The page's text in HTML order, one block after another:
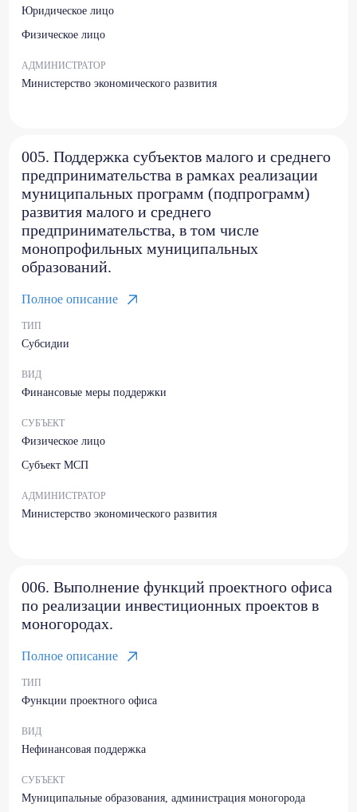
Юридическое лицо
Физическое лицо
АДМИНИСТРАТОР
Министерство экономического развития
005. Поддержка субъектов малого и среднего
предпринимательства в рамках реализации
муниципальных программ (подпрограмм)
развития малого и среднего
предпринимательства, в том числе
монопрофильных муниципальных
образований.
Полное описание
ТИП
Субсидии
ВИД
Финансовые меры поддержки
СУБЪЕКТ
Физическое лицо
Субъект МСП
АДМИНИСТРАТОР
Министерство экономического развития
006. Выполнение функций проектного офиса
по реализации инвестиционных проектов в
моногородах.
Полное описание
ТИП
Функции проектного офиса
ВИД
Нефинансовая поддержка
СУБЪЕКТ
Муниципальные образования, администрация моногорода